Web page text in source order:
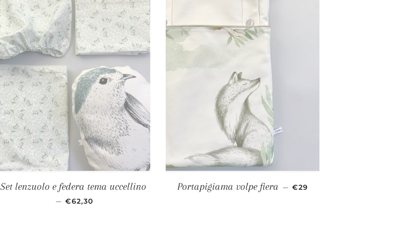
Set lenzuolo e federa tema uccellino
— PREZZO SCONTATO
€62,30
Portapigiama volpe fiera — PREZZO DI LISTINO
€29